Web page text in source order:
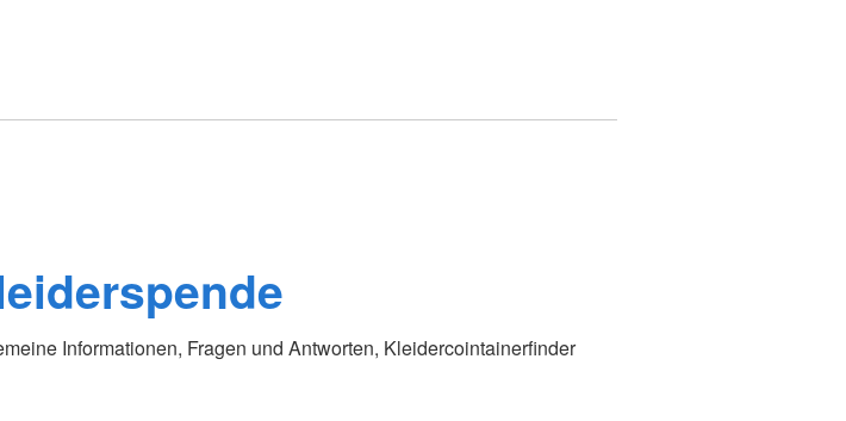
Informationen, Fragen und Antworten, Kleidercointainerfinder